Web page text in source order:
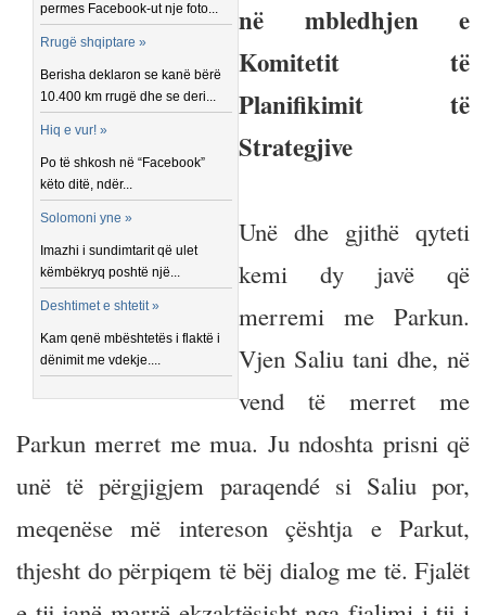
permes Facebook-ut nje foto...
Rrugë shqiptare »
Berisha deklaron se kanë bërë
10.400 km rrugë dhe se deri...
Hiq e vur! »
Po të shkosh në “Facebook”
këto ditë, ndër...
Solomoni yne »
Imazhi i sundimtarit që ulet
këmbëkryq poshtë një...
Deshtimet e shtetit »
Kam qenë mbështetës i flaktë i
dënimit me vdekje....
në mbledhjen e
Komitetit të
Planifikimit të
Strategjive
Unë dhe gjithë qyteti
kemi dy javë që
merremi me Parkun.
Vjen Saliu tani dhe, në
vend të merret me
Parkun merret me mua. Ju ndoshta prisni që
unë të përgjigjem paraqendé si Saliu por,
meqenëse më intereson çështja e Parkut,
thjesht do përpiqem të bëj dialog me të. Fjalët